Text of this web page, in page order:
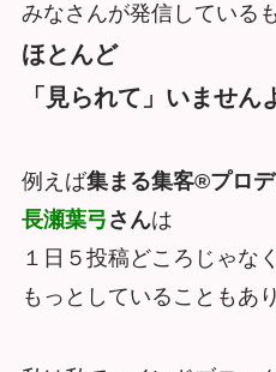
みなさんが発信している
ほとんど
「見られて」いません
例えば集まる集客®プロ
長瀬葉弓 さんは
１日５投稿どころじゃな
もっとしていることもあ